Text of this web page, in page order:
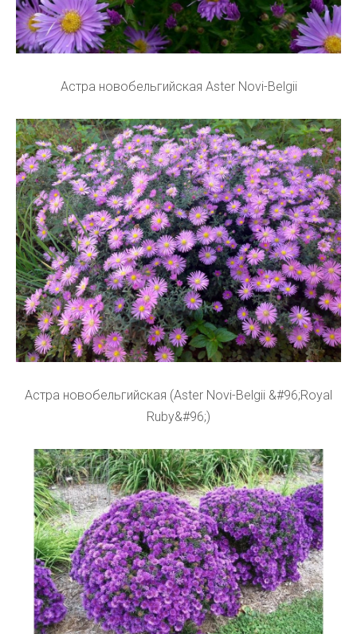
Астра новобельгийская Aster Novi-Belgii
Астра новобельгийская (Aster Novi-Belgii &#96;Royal
Ruby&#96;)